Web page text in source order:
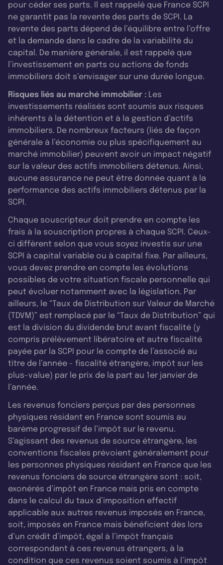
pour céder ses parts. Il est rappelé que France SCPI
ne garantit pas la revente des parts de SCPI. La
revente des parts dépend de l’équilibre entre l’offre
et la demande dans le cadre de la variabilité du
capital. De manière générale, il est rappelé que
l’investissement en parts ou actions de fonds
immobiliers doit s’envisager sur une durée longue.
Risques liés au marché immobilier : Les
investissements réalisés sont soumis aux risques
inhérents à la détention et à la gestion d’actifs
immobiliers. De nombreux facteurs (liés de façon
générale à l’économie ou plus spécifiquement au
marché immobilier) peuvent avoir un impact négatif
sur la valeur des actifs immobiliers détenus. Ainsi,
aucune assurance ne peut être donnée quant à la
performance des actifs immobiliers détenus par la
SCPI.
Chaque souscripteur doit prendre en compte les
frais à la souscription propres à chaque SCPI. Ceux-
ci diffèrent selon que vous soyez investis sur une
SCPI à capital variable ou à capital fixe. Par ailleurs,
vous devez prendre en compte les évolutions
possibles de votre situation fiscale personnelle qui
peut évoluer notamment avec la législation. Par
ailleurs, le “Taux de Distribution sur Valeur de Marché
(TDVM)” est remplacé par le “Taux de Distribution” qui
est la division du dividende brut avant fiscalité (y
compris prélèvement libératoire et autre fiscalité
payée par la SCPI pour le compte de l’associé au
titre de l’année - fiscalité étrangère, impôt sur les
plus-value) par le prix de la part au 1er janvier de
l’année.
Les revenus fonciers perçus par des personnes
physiques résidant en France sont soumis au
barème progressif de l’impôt sur le revenu.
S’agissant des revenus de source étrangère, les
conventions fiscales prévoient généralement pour
les personnes physiques résidant en France que les
revenus fonciers de source étrangère sont : soit,
exonérés d’impôt en France mais pris en compte
dans le calcul du taux d’imposition effectif
applicable aux autres revenus imposés en France,
soit, imposés en France mais bénéficient dès lors
d’un crédit d’impôt, égal à l’impôt français
correspondant à ces revenus étrangers, à la
condition que ces revenus soient soumis à l’impôt